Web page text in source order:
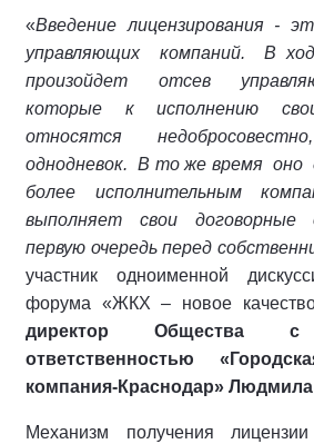
«Введение лицензирования -
управляющих компаний. В
произойдет отсев
которые к исполнению
относятся
однодневок. В то же время оно
более исполнительным
выполняет свои договорные
первую очередь перед
участник одноименной
форума «ЖКХ – новое
директор Общества с
ответственностью
компания-Краснодар» Людмила
Механизм получения